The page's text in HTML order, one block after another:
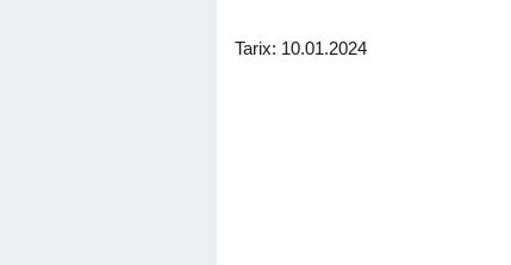
Tarix: 10.01.2024